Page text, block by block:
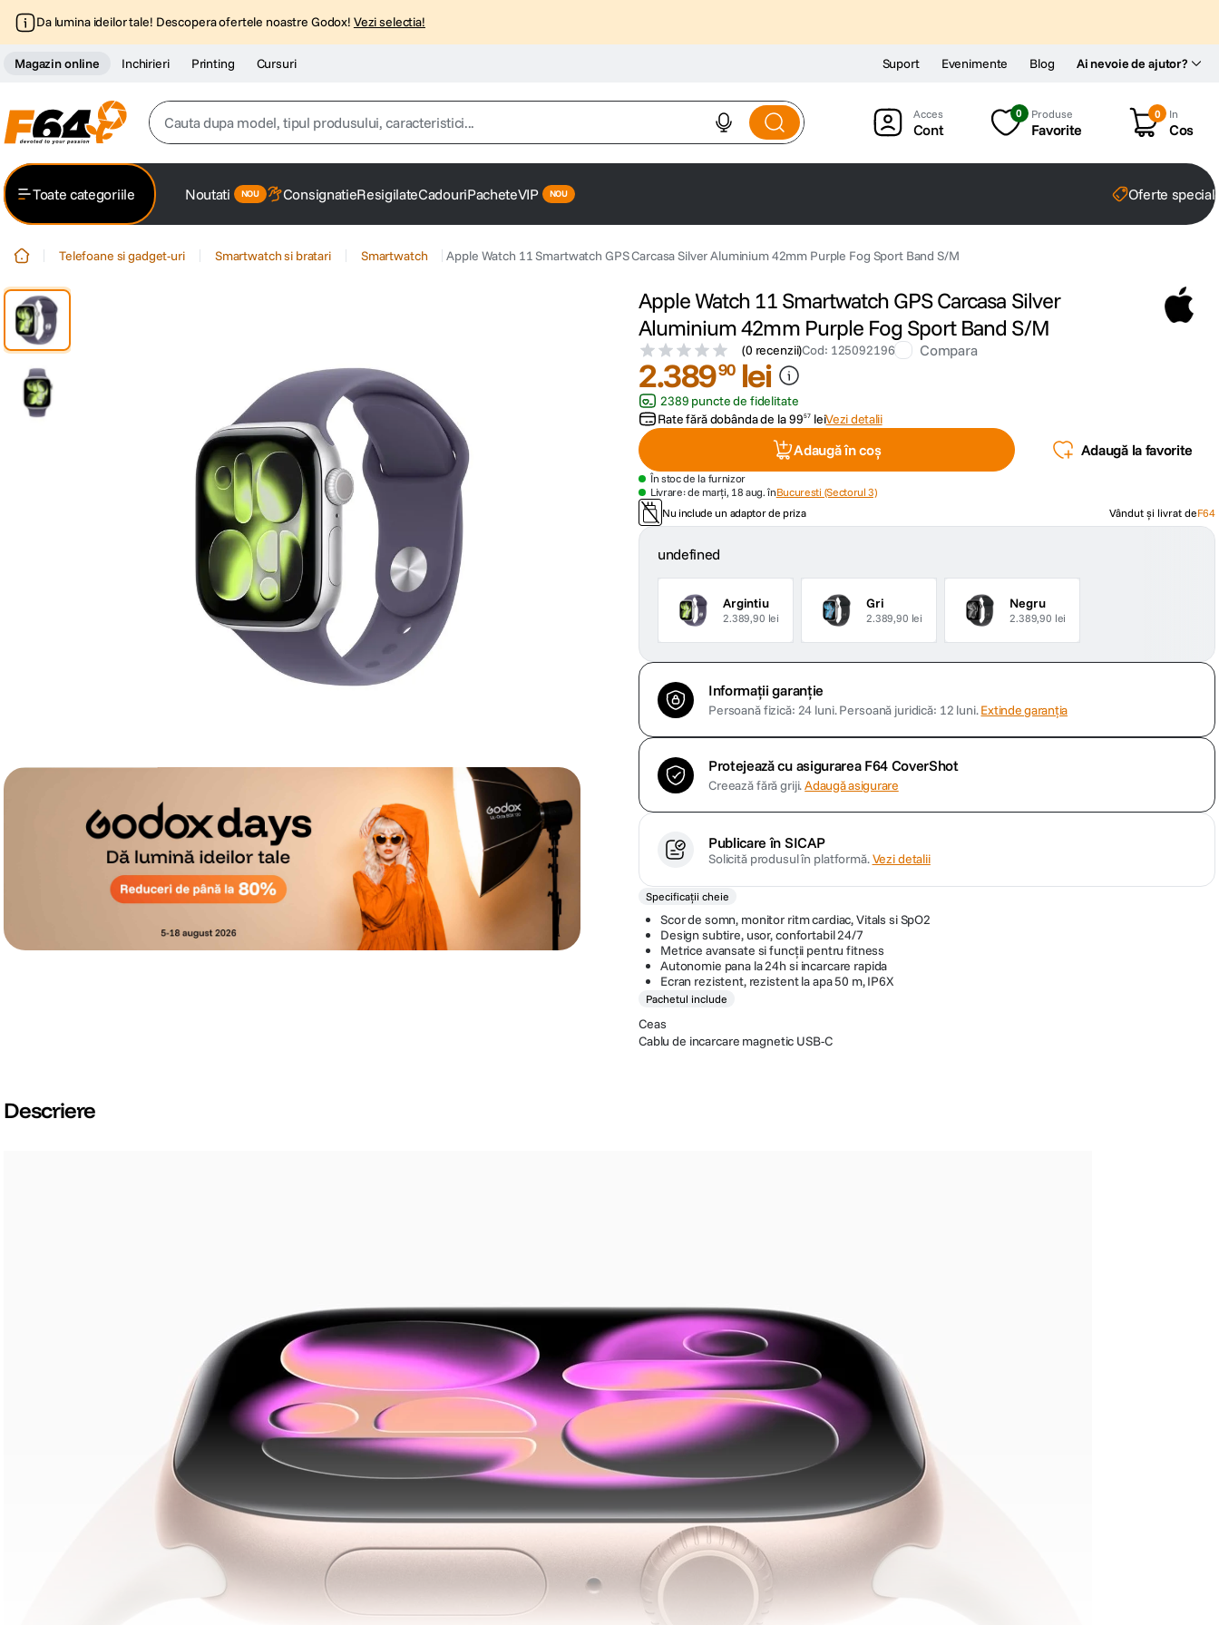
Da lumina ideilor tale! Descopera ofertele noastre Godox! Vezi selectia!
Magazin online Inchirieri Printing Cursuri Ai nevoie de ajutor?
Suport Evenimente Blog
Cauta dupa model, tipul produsului, caracteristici...
trepied
canon sx740 hs
lavaliera
. card memorie
dji mic mini
dji osmo
insta 360
Cont
0 Produse
Favorite
0 In
Cos
Toate categoriile Noutati ConsignatieResigilateCadouriPacheteVIP Oferte
Telefoane si gadget-uri Smartwatch si bratari Smartwatch Apple Watch 11 Smartwatch GPS Carcasa Silver Aluminium 42mm Purple Fog Sport Band S/M
Apple Watch 11 Smartwatch GPS Carcasa Silver
Aluminium 42mm Purple Fog Sport Band S/M
(0 recenzii)Cod: 125092196 Compara
2.38990 lei
2389 puncte de fidelitate
Rate fără dobânda de la9957 leiVezi detalii
Adaugă în coș Adaugă la favorite
În stoc de la furnizor
Livrare: de marți, 18 aug. înBucuresti (Sectorul 3)
Nu include un adaptor de priza
Vândut și livrat deF64
undefined
Argintiu
2.389,90 lei
Gri
2.389,90 lei
Negru
2.389,90 lei
Informații garanție
Persoană fizică: 24 luni.Persoană juridică: 12 luni.Extinde garanția
Protejează cu asigurarea F64 CoverShot
Creează fără griji.Adaugă asigurare
Publicare în SICAP
Solicită produsul în platformă.Vezi detalii
Specificații cheie
Scor de somn, monitor ritm cardiac, Vitals si SpO2
Design subtire, usor, confortabil 24/7
Metrice avansate si funcții pentru fitness
Autonomie pana la 24h si incarcare rapida
Ecran rezistent, rezistent la apa 50 m, IP6X
Pachetul include
Ceas
Cablu de incarcare magnetic USB-C
Descriere